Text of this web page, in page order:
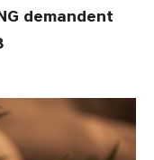
demandent